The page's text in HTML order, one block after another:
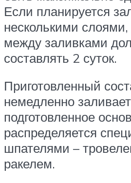
Если планируется
несколькими
между заливками
составлять 2 суток.
Приготовленный
немедленно
подготовленное
распределяется
шпателями –
ракелем.